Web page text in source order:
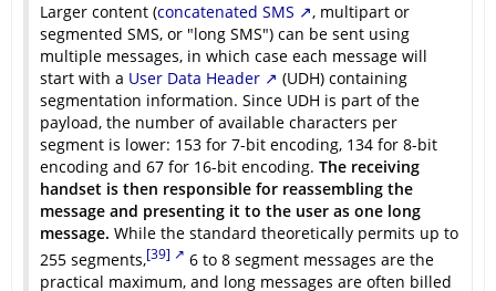
Larger content (concatenated SMS
, multipart or
segmented SMS, or "long SMS") can be sent using
multiple messages, in which case each message will
start with a User Data Header
(UDH) containing
segmentation information. Since UDH is part of the
payload, the number of available characters per
segment is lower: 153 for 7-bit encoding, 134 for 8-bit
encoding and 67 for 16-bit encoding. The receiving
handset is then responsible for reassembling the
message and presenting it to the user as one long
message. While the standard theoretically permits up to
255 segments,[39]
6 to 8 segment messages are the
practical maximum, and long messages are often billed